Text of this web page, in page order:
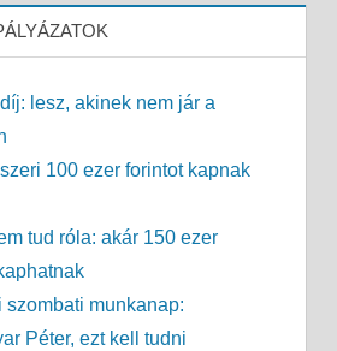
lesz, akinek nem jár a
100 ezer forintot kapnak
tud róla: akár 150 ezer
szombati munkanap:
Péter, ezt kell tudni